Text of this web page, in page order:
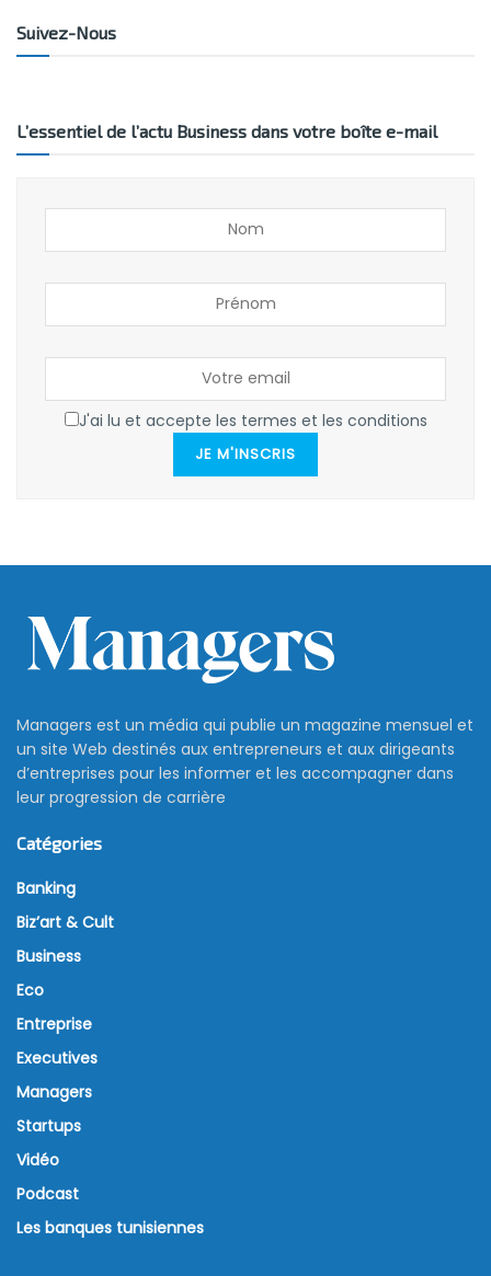
Suivez-Nous
L’essentiel de l’actu Business dans votre boîte e-mail
J'ai lu et accepte les termes et les conditions
JE M'INSCRIS
Managers est un média qui publie un magazine mensuel et
un site Web destinés aux entrepreneurs et aux dirigeants
d’entreprises pour les informer et les accompagner dans
leur progression de carrière
Catégories
Banking
Biz’art & Cult
Business
Eco
Entreprise
Executives
Managers
Startups
Vidéo
Podcast
Les banques tunisiennes